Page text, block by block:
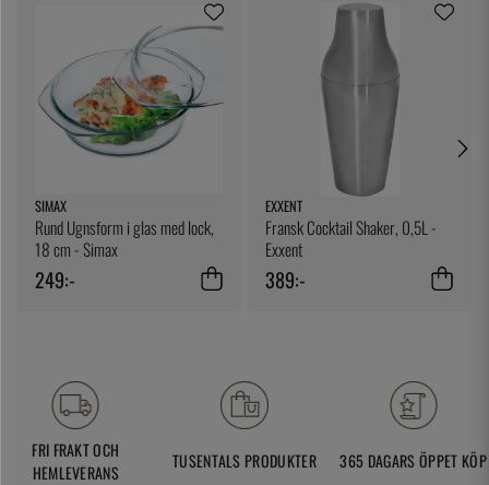
SIMAX
Rund Ugnsform i glas med lock,
18 cm - Simax
249:-
EXXENT
Fransk Cocktail Shaker, 0,5L -
Exxent
389:-
FRI FRAKT OCH
HEMLEVERANS
TUSENTALS PRODUKTER 365 DAGARS ÖPPET KÖP